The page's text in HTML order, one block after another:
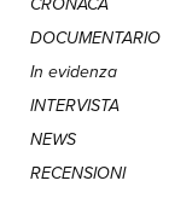
CRONACA
DOCUMENTARIO
In evidenza
INTERVISTA
NEWS
RECENSIONI